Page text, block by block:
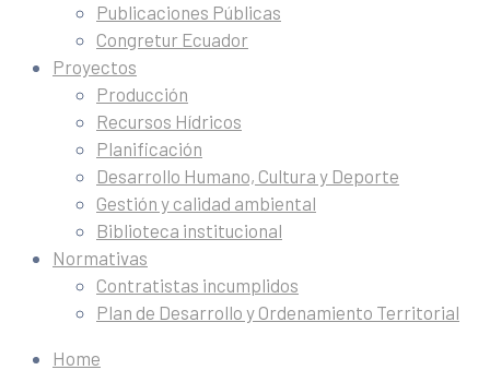
Publicaciones Públicas
Congretur Ecuador
Proyectos
Producción
Recursos Hídricos
Planificación
Desarrollo Humano, Cultura y Deporte
Gestión y calidad ambiental
Biblioteca institucional
Normativas
Contratistas incumplidos
Plan de Desarrollo y Ordenamiento Territorial
Home